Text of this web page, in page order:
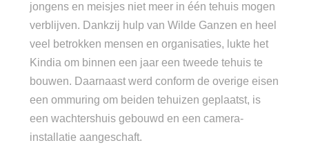
jongens en meisjes niet meer in één tehuis mogen
verblijven. Dankzij hulp van Wilde Ganzen en heel
veel betrokken mensen en organisaties, lukte het
Kindia om binnen een jaar een tweede tehuis te
bouwen. Daarnaast werd conform de overige eisen
een ommuring om beiden tehuizen geplaatst, is
een wachtershuis gebouwd en een camera-
installatie aangeschaft.